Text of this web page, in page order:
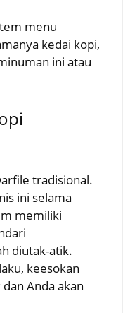
menu
kedai kopi,
ini atau
tradisional.
ini selama
memiliki
diutak-atik.
keesokan
Anda akan